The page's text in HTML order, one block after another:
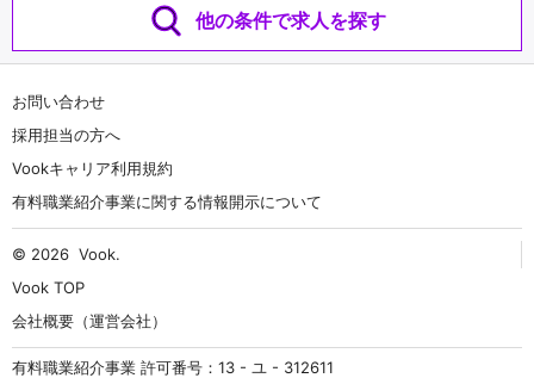
他の条件で求人を探す
お問い合わせ
採用担当の方へ
Vookキャリア利用規約
有料職業紹介事業に関する情報開示について
© 2026 Vook.
Vook TOP
会社概要（運営会社）
有料職業紹介事業 許可番号：13 - ユ - 312611